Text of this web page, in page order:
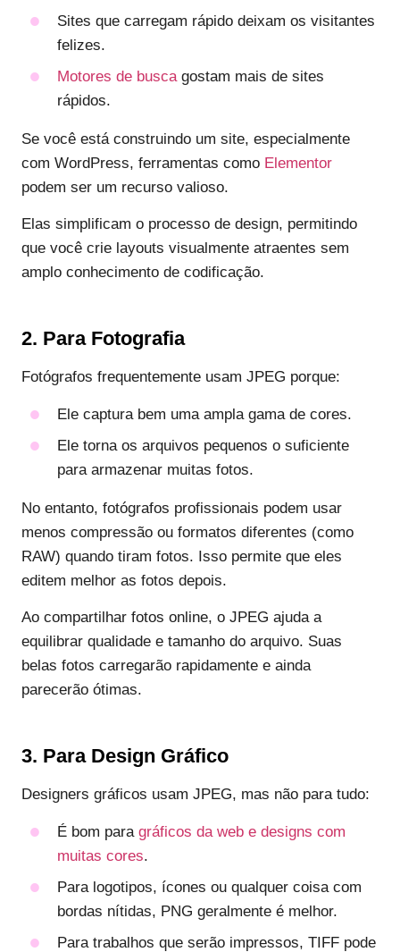
Sites que carregam rápido deixam os visitantes
felizes.
Motores de buscagostam mais de sites
rápidos.
Se você está construindo um site, especialmente
com WordPress, ferramentas como Elementor
podem ser um recurso valioso.
Elas simplificam o processo de design, permitindo
que você crie layouts visualmente atraentes sem
amplo conhecimento de codificação.
2. Para Fotografia
Fotógrafos frequentemente usam JPEG porque:
Ele captura bem uma ampla gama de cores.
Ele torna os arquivos pequenos o suficiente
para armazenar muitas fotos.
No entanto, fotógrafos profissionais podem usar
menos compressão ou formatos diferentes (como
RAW) quando tiram fotos. Isso permite que eles
editem melhor as fotos depois.
Ao compartilhar fotos online, o JPEG ajuda a
equilibrar qualidade e tamanho do arquivo. Suas
belas fotos carregarão rapidamente e ainda
parecerão ótimas.
3. Para Design Gráfico
Designers gráficos usam JPEG, mas não para tudo:
É bom para gráficos da web e designs com
muitas cores.
Para logotipos, ícones ou qualquer coisa com
bordas nítidas, PNG geralmente é melhor.
Para trabalhos que serão impressos, TIFF pode